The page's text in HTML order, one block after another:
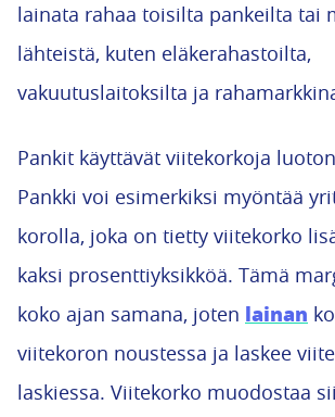
lainata rahaa toisilta pankeilta tai
lähteistä, kuten eläkerahastoilta,
vakuutuslaitoksilta ja
Pankit käyttävät viitekorkoja
Pankki voi esimerkiksi myöntää
korolla, joka on tietty viitekorko
kaksi prosenttiyksikköä. Tämä
koko ajan samana, joten lainan
viitekoron noustessa ja laskee
laskiessa. Viitekorko muodostaa